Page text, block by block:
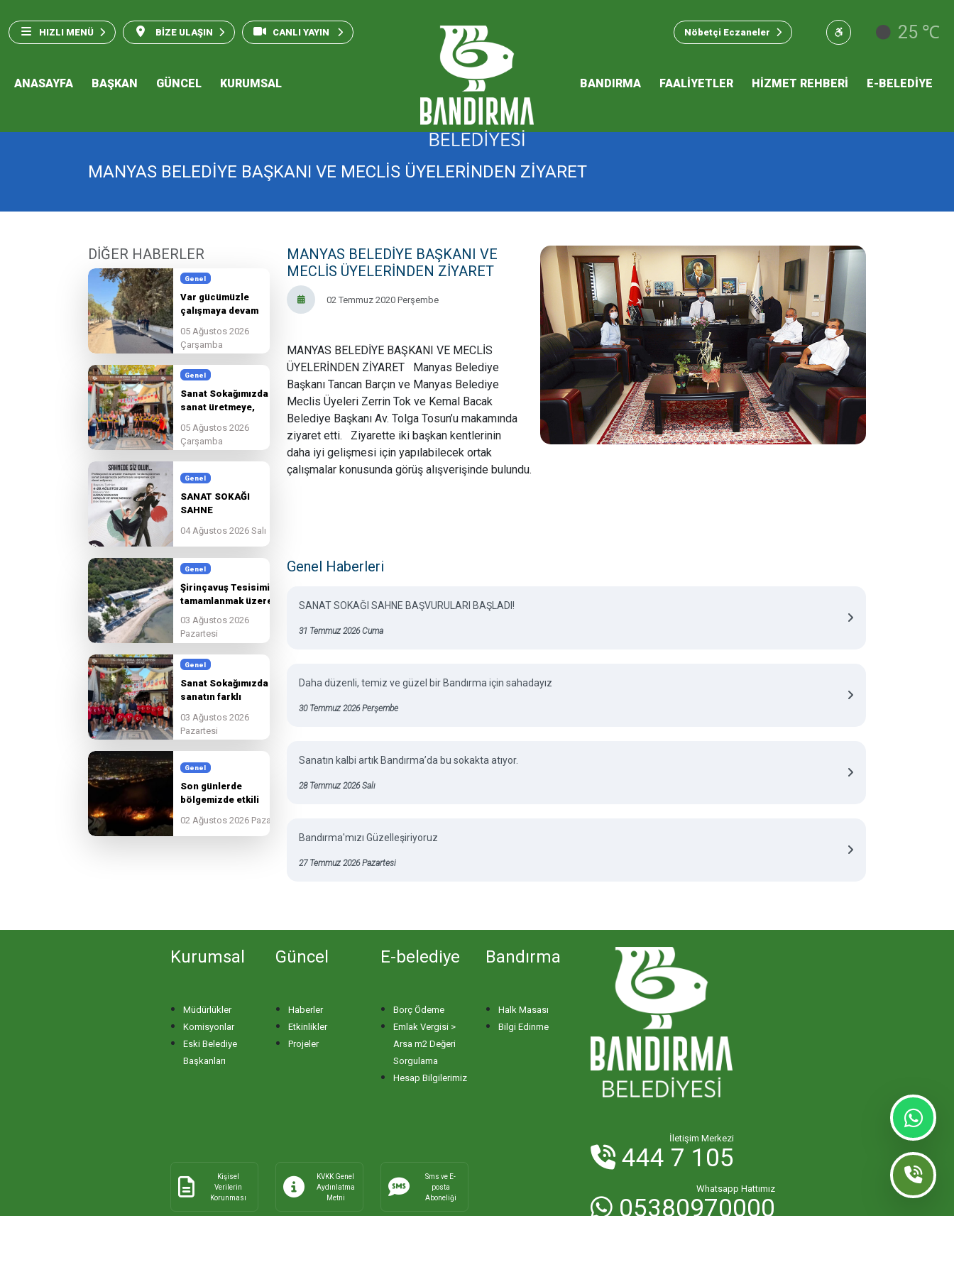
HIZLI MENÜ BİZE ULAŞIN CANLI YAYIN Nöbetçi Eczaneler 25 ℃
ANASAYFA BAŞKAN GÜNCEL KURUMSAL
2026 Performans Programı
BANDIRMA FAALİYETLER HİZMET REHBERİ E-BELEDİYE
MANYAS BELEDİYE BAŞKANI VE MECLİS ÜYELERİNDEN ZİYARET
DİĞER HABERLER
Genel
Var gücümüzle
çalışmaya devam
05 Ağustos 2026
Çarşamba
Genel
Sanat Sokağımızda
sanat üretmeye,
birlikte
güzelleşmeye devam
ediyoruz.
05 Ağustos 2026
Çarşamba
Genel
SANAT SOKAĞI
SAHNE
BAŞLADI!
04 Ağustos 2026 Salı
Genel
Şirinçavuş Tesisimiz
tamamlanmak üzere.
03 Ağustos 2026
Pazartesi
Genel
Sanat Sokağımızda
sanatın farklı
hemşehrilerimizle
buluşturuyoruz.
03 Ağustos 2026
Pazartesi
Genel
Son günlerde
bölgemizde etkili
karşı tüm
02 Ağustos 2026 Pazar
MANYAS BELEDİYE BAŞKANI VE
MECLİS ÜYELERİNDEN ZİYARET
02 Temmuz 2020 Perşembe
MANYAS BELEDİYE BAŞKANI VE MECLİS
ÜYELERİNDEN ZİYARET Manyas Belediye
Başkanı Tancan Barçın ve Manyas Belediye
Meclis Üyeleri Zerrin Tok ve Kemal Bacak
Belediye Başkanı Av. Tolga Tosun’u makamında
ziyaret etti. Ziyarette iki başkan kentlerinin
daha iyi gelişmesi için yapılabilecek ortak
çalışmalar konusunda görüş alışverişinde bulundu.
Genel Haberleri
SANAT SOKAĞI SAHNE BAŞVURULARI BAŞLADI!
31 Temmuz 2026 Cuma
Daha düzenli, temiz ve güzel bir Bandırma için sahadayız
30 Temmuz 2026 Perşembe
Sanatın kalbi artık Bandırma’da bu sokakta atıyor.
28 Temmuz 2026 Salı
Bandırma'mızı Güzelleşiriyoruz
27 Temmuz 2026 Pazartesi
Kurumsal
Müdürlükler
Komisyonlar
Eski Belediye
Başkanları
Güncel
Haberler
Etkinlikler
Projeler
E-belediye
Borç Ödeme
Emlak Vergisi >
Arsa m2 Değeri
Sorgulama
Hesap Bilgilerimiz
Bandırma
Halk Masası
Bilgi Edinme
Kişisel
Verilerin
Korunması
KVKK Genel
Aydınlatma
Metni
Sms ve E-
posta
Aboneliği
İletişim Merkezi
444 7 105
Whatsapp Hattımız
05380970000